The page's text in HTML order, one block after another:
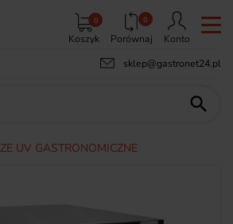
Koszyk
0 0
Porównaj
Konto
sklep@gastronet24.pl

UV GASTRONOMICZNE